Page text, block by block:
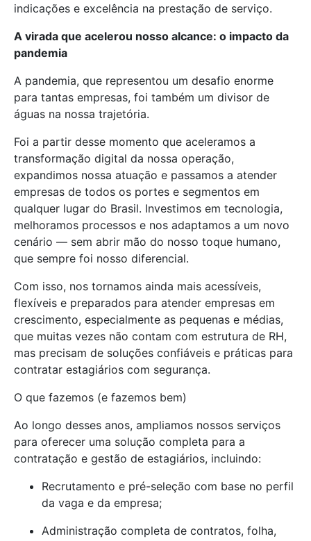
indicações e excelência na prestação de serviço.
A virada que acelerou nosso alcance: o impacto da
pandemia
A pandemia, que representou um desafio enorme
para tantas empresas, foi também um divisor de
águas na nossa trajetória.
Foi a partir desse momento que aceleramos a
transformação digital da nossa operação,
expandimos nossa atuação e passamos a atender
empresas de todos os portes e segmentos em
qualquer lugar do Brasil. Investimos em tecnologia,
melhoramos processos e nos adaptamos a um novo
cenário — sem abrir mão do nosso toque humano,
que sempre foi nosso diferencial.
Com isso, nos tornamos ainda mais acessíveis,
flexíveis e preparados para atender empresas em
crescimento, especialmente as pequenas e médias,
que muitas vezes não contam com estrutura de RH,
mas precisam de soluções confiáveis e práticas para
contratar estagiários com segurança.
O que fazemos (e fazemos bem)
Ao longo desses anos, ampliamos nossos serviços
para oferecer uma solução completa para a
contratação e gestão de estagiários, incluindo:
Recrutamento e pré-seleção com base no perfil
da vaga e da empresa;
Administração completa de contratos, folha,